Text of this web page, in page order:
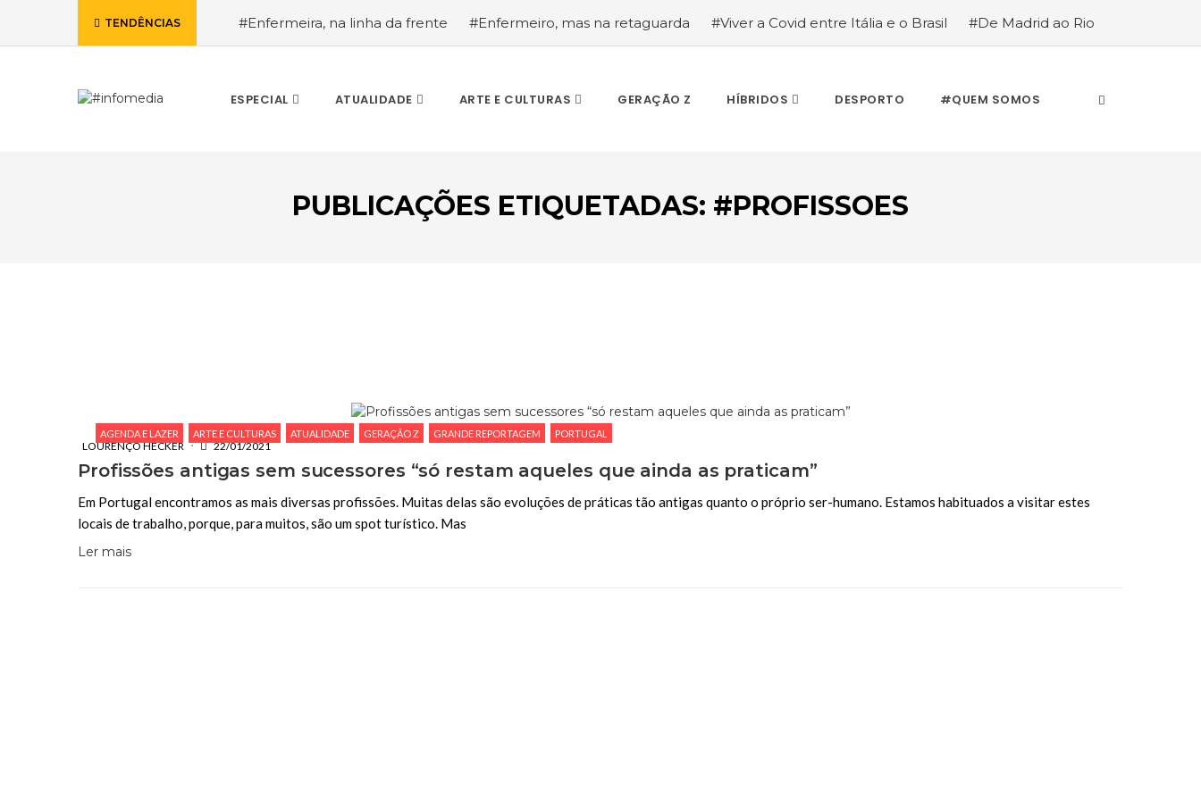
TENDÊNCIAS #Enfermeira, na linha da frente #Enfermeiro, mas na retaguarda #Viver a Covid entre Itália e o Brasil
#De Madrid ao Rio
ESPECIAL ATUALIDADE ARTE E CULTURAS GERAÇÃO Z HÍBRIDOS DESPORTO #QUEM SOMOS
PUBLICAÇÕES ETIQUETADAS: #PROFISSOES
AGENDA E LAZER ARTE E CULTURAS ATUALIDADE GERAÇÃO Z GRANDE REPORTAGEM PORTUGAL
LOURENÇO HECKER 22/01/2021
Profissões antigas sem sucessores “só restam aqueles que ainda as praticam”
Em Portugal encontramos as mais diversas profissões. Muitas delas são evoluções de práticas tão antigas quanto o próprio ser-humano. Estamos habituados a visitar estes
locais de trabalho, porque, para muitos, são um spot turístico. Mas
Ler mais